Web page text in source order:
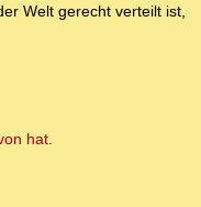
Welt gerecht verteilt ist,
hat.